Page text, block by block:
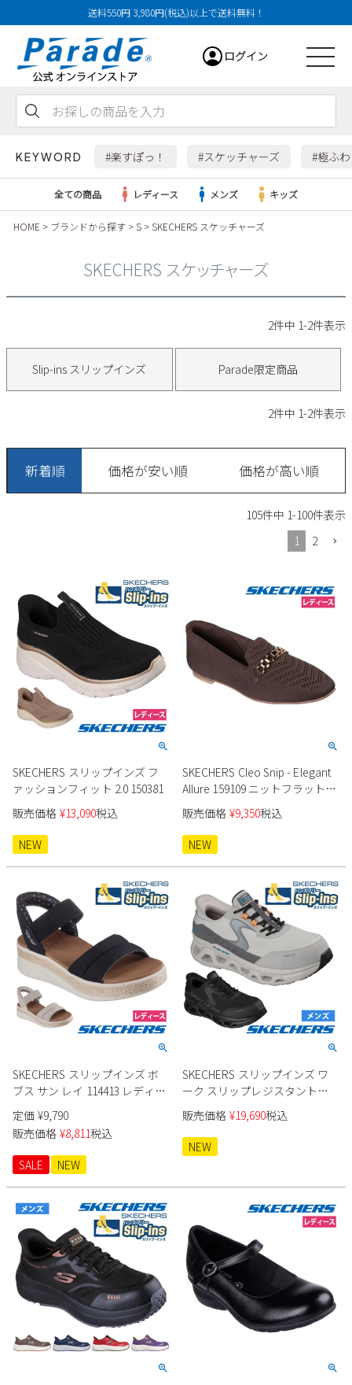
送料550円 3,980円(税込)以上で送料無料！
ログイン
KEYWORD #楽すぽっ！ #スケッチャーズ #極ふ
スニーカー
ワークシューズ
ブーツ
ウェア
Parade
moz
new balance
puma
すべての商品
レインシューズ
スニーカー
カジュアルシューズ
ワークシューズ
ブーツ
ウェア
Parade
SKECHERS
GAP
new balance
キッズ
サンダル
フォーマル
ブーツ
Parade
new balance
asics
瞬足
キッズ新入荷
SALE
メンズSALE
キッズSALE
すべての商品
リュック
ボディバッグ
ハンドバッグ
トートバッグ
ショルダーバッグ
すべての商品
ケア用品
雑貨
詳細検索
店舗一覧
ご利用ガイド
会員サービス
メルマガ購買
営業日カレンダー
休業日 お問い合わせ窓口休業日
2026 年8月
日 月 火 金
土
2
3 4 6 7
8
9
10 11 13 14
15
16
20 21
23
24 27
2026 年9月
日 月 火
土
1
3 4
6
7 10
13
14 17
19
20
21 22 24 25
26
28 29
全ての商品 レディース メンズ キッズ
HOME ブランドから探す S SKECHERS スケッチャーズ
SKECHERS スケッチャーズ
2件中 1-2件表示
Slip-ins スリップインズ Parade限定商品
2件中 1-2件表示
新着順 価格が安い順 価格が高い順
105件中 1-100件表示
1
2
SKECHERS スリップインズ フ
ァッションフィット 2.0 150381
販売価格 ¥13,090税込
NEW
SKECHERS Cleo Snip - Elegant
Allure 159109 ニットフラットシ
ューズ
販売価格 ¥9,350税込
NEW
SKECHERS スリップインズ ボ
ブス サン レイ 114413 レディー
ス
定価 ¥9,790
販売価格 ¥8,811税込
SALE
NEW
SKECHERS スリップインズ ワ
ーク スリップレジスタント
200452J メンズ ワークシューズ
販売価格 ¥19,690税込
NEW